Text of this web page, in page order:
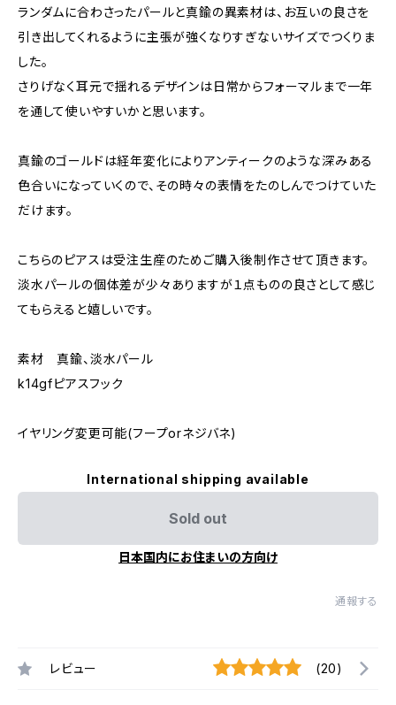
ランダムに合わさったパールと真鍮の異素材は、お互いの良さを
引き出してくれるように主張が強くなりすぎないサイズでつくりま
した。
さりげなく耳元で揺れるデザインは日常からフォーマルまで一年
を通して使いやすいかと思います。
真鍮のゴールドは経年変化によりアンティークのような深みある
色合いになっていくので、その時々の表情をたのしんでつけていた
だけます。
こちらのピアスは受注生産のためご購入後制作させて頂きます。
淡水パールの個体差が少々ありますが１点ものの良さとして感じ
てもらえると嬉しいです。
素材 真鍮、淡水パール
k14gfピアスフック
イヤリング変更可能(フープorネジバネ)
International shipping available
Sold out
日本国内にお住まいの方向け
通報する
レビュー (20)